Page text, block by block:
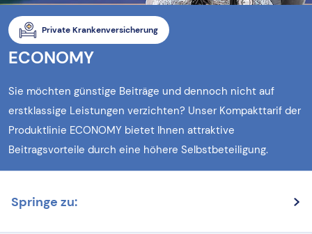
Private Krankenversicherung
ECONOMY
Sie möchten günstige Beiträge und dennoch nicht auf
erstklassige Leistungen verzichten? Unser Kompakttarif der
Produktlinie ECONOMY bietet Ihnen attraktive
Beitragsvorteile durch eine höhere Selbstbeteiligung.
Springe zu: